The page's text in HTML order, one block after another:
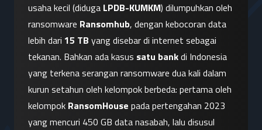
usaha kecil (diduga LPDB-KUMKM) dilumpuhkan oleh
ransomware Ransomhub, dengan kebocoran data
lebih dari 15 TB yang disebar di internet sebagai
tekanan. Bahkan ada kasus satu bank di Indonesia
yang terkena serangan ransomware dua kali dalam
kurun setahun oleh kelompok berbeda: pertama oleh
kelompok RansomHouse pada pertengahan 2023
yang mencuri 450 GB data nasabah, lalu disusul